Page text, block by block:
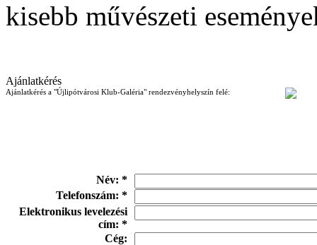
kisebb művészeti
Ajánlatkérés
Ajánlatkérés a "Újlipótvárosi Klub-Galéria" rendezvényhelyszín felé:
Név: *
Telefonszám: *
Elektronikus levelezési
cím: *
Cég: